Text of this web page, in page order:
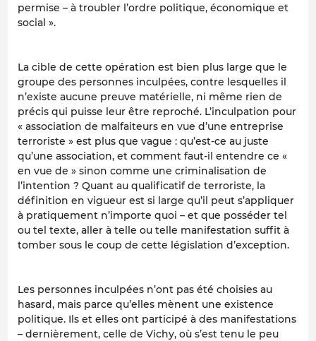
permise – à troubler l’ordre politique, économique et
social ».
La cible de cette opération est bien plus large que le
groupe des personnes inculpées, contre lesquelles il
n’existe aucune preuve matérielle, ni même rien de
précis qui puisse leur être reproché. L’inculpation pour
« association de malfaiteurs en vue d’une entreprise
terroriste » est plus que vague : qu’est-ce au juste
qu’une association, et comment faut-il entendre ce «
en vue de » sinon comme une criminalisation de
l’intention ? Quant au qualificatif de terroriste, la
définition en vigueur est si large qu’il peut s’appliquer
à pratiquement n’importe quoi – et que posséder tel
ou tel texte, aller à telle ou telle manifestation suffit à
tomber sous le coup de cette législation d’exception.
Les personnes inculpées n’ont pas été choisies au
hasard, mais parce qu’elles mènent une existence
politique. Ils et elles ont participé à des manifestations
– dernièrement, celle de Vichy, où s’est tenu le peu